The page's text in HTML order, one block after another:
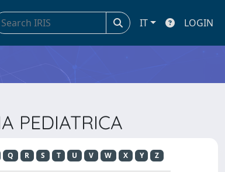
IT LOGIN
PEDIATRICA
Q R S T U V W X Y Z